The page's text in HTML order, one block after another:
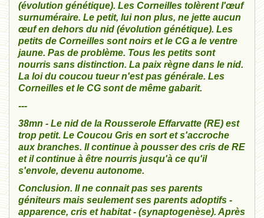
(évolution génétique). Les Corneilles tolèrent l'œuf
surnuméraire. Le petit, lui non plus, ne jette aucun
œuf en dehors du nid (évolution génétique). Les
petits de Corneilles sont noirs et le CG a le ventre
jaune. Pas de problème. Tous les petits sont
nourris sans distinction. La paix règne dans le nid.
La loi du coucou tueur n'est pas générale. Les
Corneilles et le CG sont de même gabarit.
---
38mn - Le nid de la Rousserole Effarvatte (RE) est
trop petit. Le Coucou Gris en sort et s'accroche
aux branches. Il continue à pousser des cris de RE
et il continue à être nourris jusqu'à ce qu'il
s'envole, devenu autonome.
Conclusion. Il ne connait pas ses parents
géniteurs mais seulement ses parents adoptifs -
apparence, cris et habitat - (synaptogenèse). Après